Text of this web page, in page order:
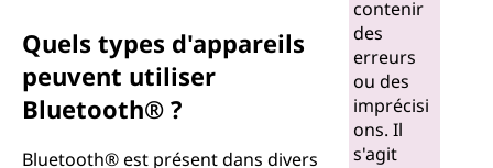
®
Quels types d'appareils
peuvent utiliser
Bluetooth® ?
Bluetooth® est présent dans divers
contenir
des
erreurs
ou des
imprécisi
ons. Il
s'agit